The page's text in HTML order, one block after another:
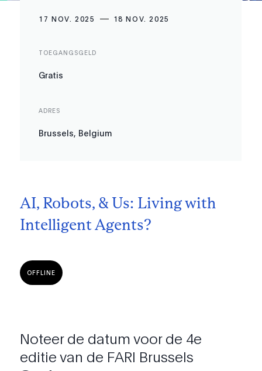
17 NOV. 2025 18 NOV. 2025
TOEGANGSGELD
Gratis
ADRES
Brussels, Belgium
AI, Robots, & Us: Living with
Intelligent Agents?
OFFLINE
Noteer de datum voor de 4e
editie van de FARI Brussels